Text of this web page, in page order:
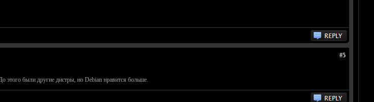
#5
этого были другие дистры, но Debian нравится больше.